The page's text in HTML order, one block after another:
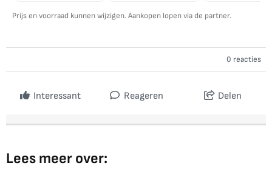
Prijs en voorraad kunnen wijzigen. Aankopen lopen via de partner.
0 reacties
Interessant Reageren Delen
Lees meer over: